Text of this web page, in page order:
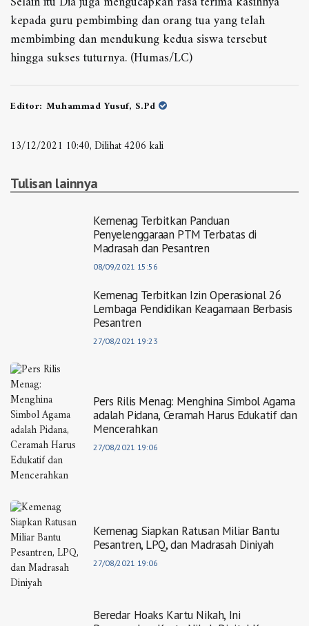
kepada guru pembimbing dan orang tua yang telah
membimbing dan mendukung kedua siswa tersebut
hingga sukses tuturnya. (Humas/LC)
Editor: Muhammad Yusuf, S.Pd
13/12/2021 10:40, Dilihat 4206 kali
Tulisan lainnya
Kemenag Terbitkan Panduan
Penyelenggaraan PTM Terbatas di
Madrasah dan Pesantren
08/09/2021 15:56
Kemenag Terbitkan Izin Operasional 26
Lembaga Pendidikan Keagamaan Berbasis
Pesantren
27/08/2021 19:23
Pers Rilis Menag: Menghina Simbol Agama
adalah Pidana, Ceramah Harus Edukatif dan
Mencerahkan
27/08/2021 19:06
Kemenag Siapkan Ratusan Miliar Bantu
Pesantren, LPQ, dan Madrasah Diniyah
27/08/2021 19:06
Beredar Hoaks Kartu Nikah, Ini